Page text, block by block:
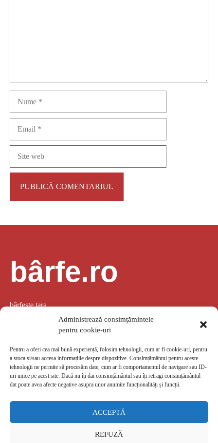
Administrează consimțămintele
pentru cookie-uri
Pentru a oferi cea mai bună experiență, folosim tehnologii, cum ar fi cookie-uri, pentru
a stoca și/sau accesa informațiile despre dispozitive. Consimțământul pentru aceste
tehnologii ne permite să procesăm date, cum ar fi comportamentul de navigare sau ID-
uri unice pe acest site. Dacă nu îți dai consimțământul sau îți retragi consimțământul
dat poate avea afecte negative asupra unor anumite funcționalități și funcții.
ACCEPTĂ
REFUZĂ
bârfe.ro
bârfește țara
LINK-URI UTILE
Despre noiGDPRPolitica de confidențialitateTermeni de utilizare